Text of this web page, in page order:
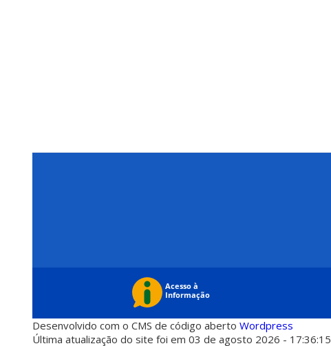
Desenvolvido com o CMS de código aberto Wordpress
Última atualização do site foi em 03 de agosto 2026 - 17:36:15